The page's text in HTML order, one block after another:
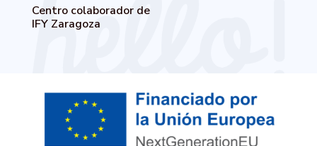
Centro colaborador de
IFY Zaragoza